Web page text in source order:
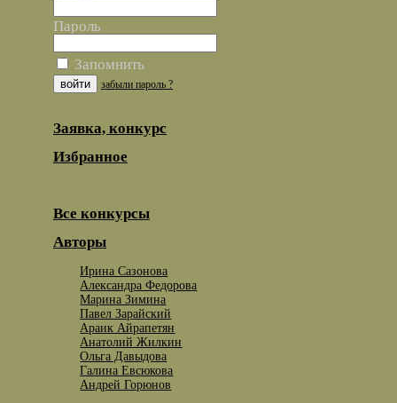
Пароль
Запомнить
забыли пароль ?
Заявка, конкурс
Избранное
Все конкурсы
Авторы
Ирина Сазонова
Александра Федорова
Марина Зимина
Павел Зарайский
Араик Айрапетян
Анатолий Жилкин
Ольга Давыдова
Галина Евсюкова
Андрей Горюнов